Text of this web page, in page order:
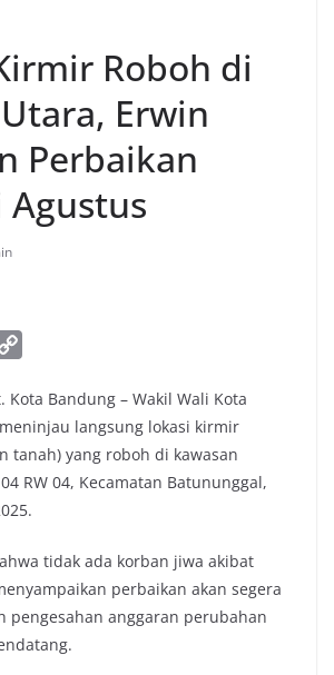
Roboh di
Erwin
Perbaikan
p
y
L
i
n
Kota Bandung – Wakil Wali Kota
langsung lokasi kirmir
tanah) yang roboh di kawasan
RW 04, Kecamatan Batununggal,
tidak ada korban jiwa akibat
perbaikan akan segera
pengesahan anggaran perubahan